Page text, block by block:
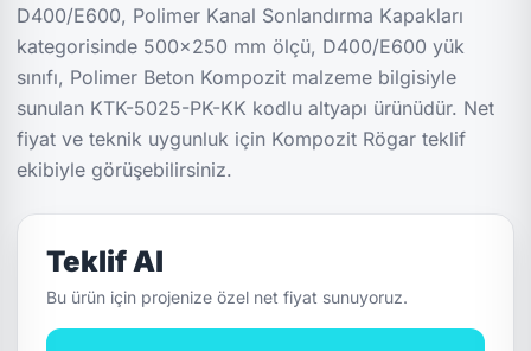
D400/E600, Polimer Kanal Sonlandırma Kapakları
kategorisinde 500x250 mm ölçü, D400/E600 yük
sınıfı, Polimer Beton Kompozit malzeme bilgisiyle
sunulan KTK-5025-PK-KK kodlu altyapı ürünüdür. Net
fiyat ve teknik uygunluk için Kompozit Rögar teklif
ekibiyle görüşebilirsiniz.
Teklif Al
Bu ürün için projenize özel net fiyat sunuyoruz.